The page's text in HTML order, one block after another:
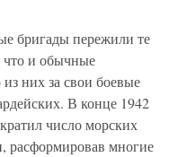
бригады пережили те
что и обычные
них за свои боевые
В конце 1942
число морских
расформировав многие